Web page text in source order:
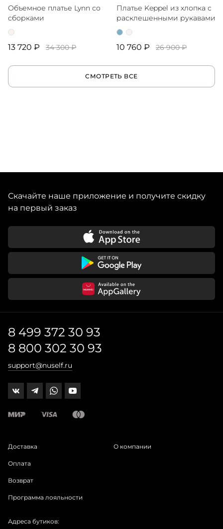
Объемное платье Lynn со
сборками
13 720 ₽ 34 300 ₽
Платье Keppel из хлопка с
расклешенными рукавами
10 760 ₽ 26 900 ₽
СМОТРЕТЬ ВСЕ
Скачайте наше приложение и получите скидку
на первый заказ
8 499 372 30 93
8 800 302 30 93
support@nuself.ru
Доставка
Оплата
Возврат
Программа лояльности
О компании
Адреса бутиков: